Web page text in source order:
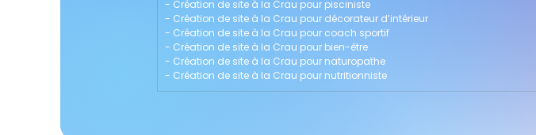
- Création de site à la Crau pour pisciniste
- Création de site à la Crau pour décorateur d’intérieur
- Création de site à la Crau pour coach sportif
- Création de site à la Crau pour bien-être
- Création de site à la Crau pour naturopathe
- Création de site à la Crau pour nutritionniste